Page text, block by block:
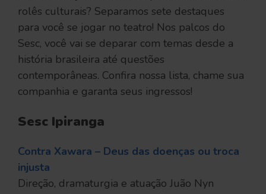
rolês culturais? Separamos sete destaques
para você se jogar no teatro! Nos palcos do
Sesc, você vai se deparar com temas desde a
história brasileira até questões
contemporâneas. Confira nossa lista, chame sua
companhia e garanta seus ingressos!
Sesc Ipiranga
Contra Xawara – Deus das doenças ou troca
injusta
Direção, dramaturgia e atuação Juão Nyn